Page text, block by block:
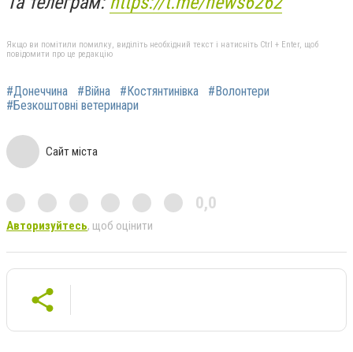
Якщо ви помітили помилку, виділіть необхідний текст і натисніть Ctrl + Enter, щоб
повідомити про це редакцію
#Донеччина #Війна #Костянтинівка
#Волонтери
#Безкоштовні ветеринари
Сайт міста
0,0
Авторизуйтесь, щоб оцінити